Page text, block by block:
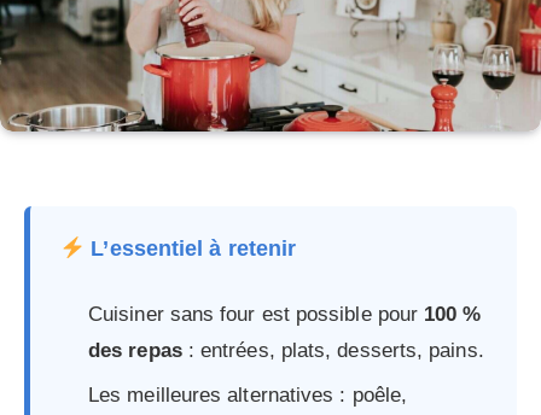
L’essentiel à retenir
Cuisiner sans four est possible pour 100 %
des repas: entrées, plats, desserts, pains.
Les meilleures alternatives : poêle,